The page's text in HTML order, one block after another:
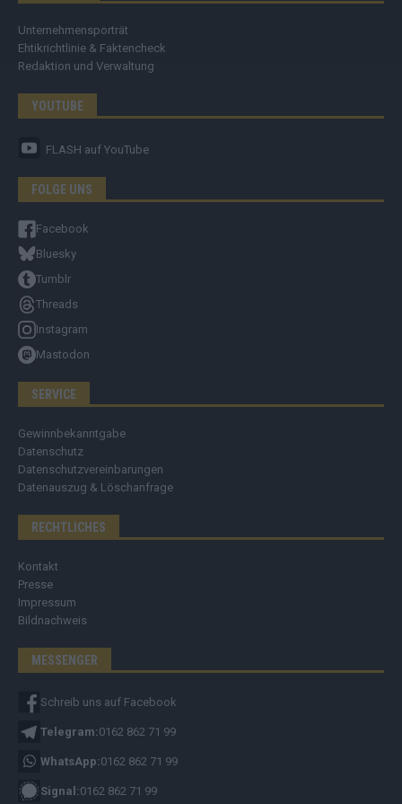
Unternehmensporträt
Ehtikrichtlinie & Faktencheck
Redaktion und Verwaltung
YOUTUBE
FLASH auf YouTube
FOLGE UNS
Facebook
Bluesky
Tumblr
Threads
Instagram
Mastodon
SERVICE
Gewinnbekanntgabe
Datenschutz
Datenschutzvereinbarungen
Datenauszug & Löschanfrage
RECHTLICHES
Kontakt
Presse
Impressum
Bildnachweis
MESSENGER
Schreib uns auf Facebook
Telegram:0162 862 71 99
WhatsApp:0162 862 71 99
Signal:0162 862 71 99